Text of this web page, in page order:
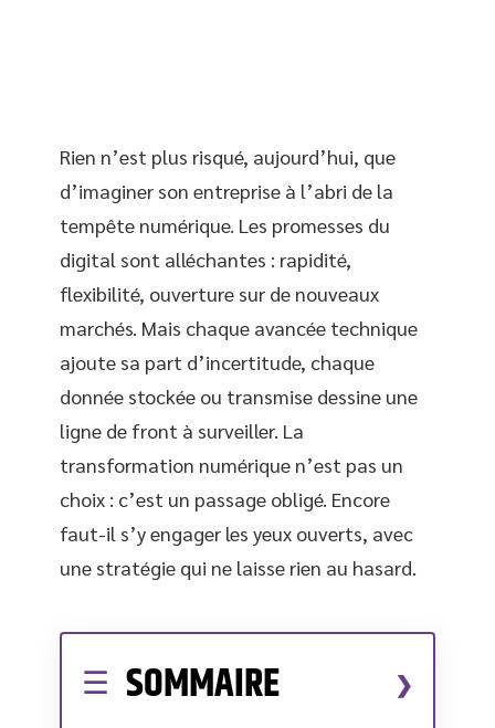
Rien n’est plus risqué, aujourd’hui, que
d’imaginer son entreprise à l’abri de la
tempête numérique. Les promesses du
digital sont alléchantes : rapidité,
flexibilité, ouverture sur de nouveaux
marchés. Mais chaque avancée technique
ajoute sa part d’incertitude, chaque
donnée stockée ou transmise dessine une
ligne de front à surveiller. La
transformation numérique n’est pas un
choix : c’est un passage obligé. Encore
faut-il s’y engager les yeux ouverts, avec
une stratégie qui ne laisse rien au hasard.
SOMMAIRE